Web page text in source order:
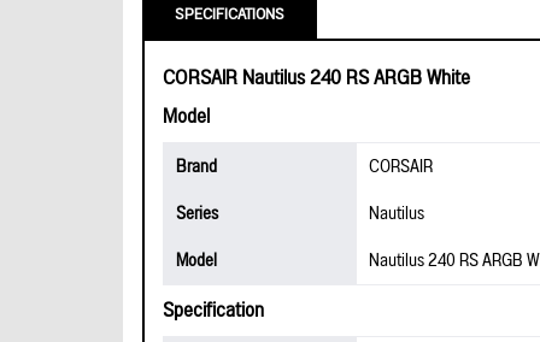
SPECIFICATIONS
CORSAIR Nautilus 240 RS ARGB White
Model
Brand
CORSAIR
Series
Nautilus
Model
Nautilus 240 RS ARGB
Specification